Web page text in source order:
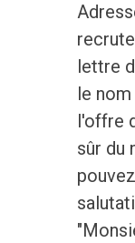
lettre
le
l'offre
sûr du